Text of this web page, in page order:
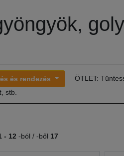
és rendezés ÖTLET:
, stb.
- 12 -ból / -ből 17